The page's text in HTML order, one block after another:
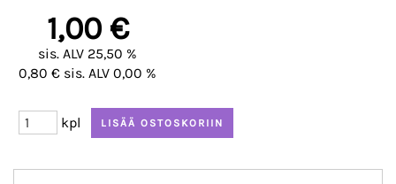
1,00 €
sis. ALV 25,50 %
0,80 € sis. ALV 0,00 %
kpl